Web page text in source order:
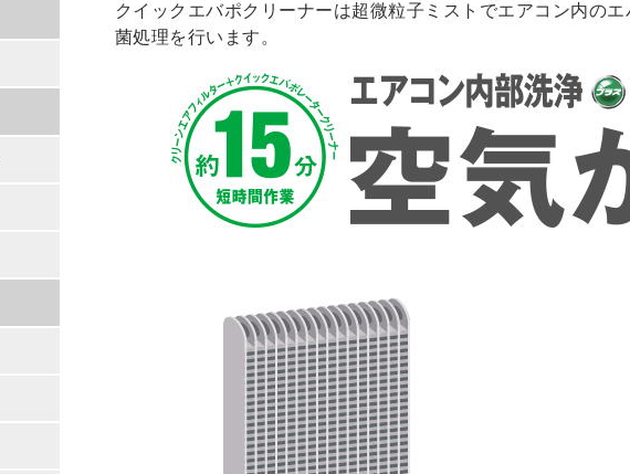
クイックエバポクリーナーは超微粒子ミストでエアコン内の
菌処理を行います。